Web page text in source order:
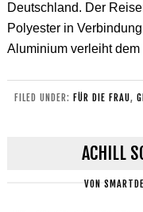
Deutschland. Der
Polyester in
Aluminium verleiht
FILED UNDER: FÜR DIE FRAU,
ACHILL
VON